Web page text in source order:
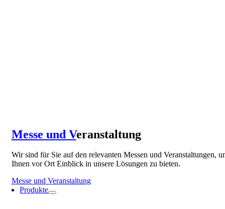
Messe und Veranstaltung
Wir sind für Sie auf den relevanten Messen und Veranstaltungen,
Ihnen vor Ort Einblick in unsere Lösungen zu bieten.
Messe und Veranstaltung
Produkte